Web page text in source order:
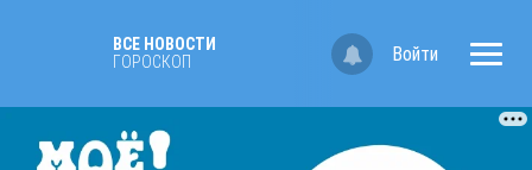
ВСЕ НОВОСТИ
ГОРОСКОП
Войти